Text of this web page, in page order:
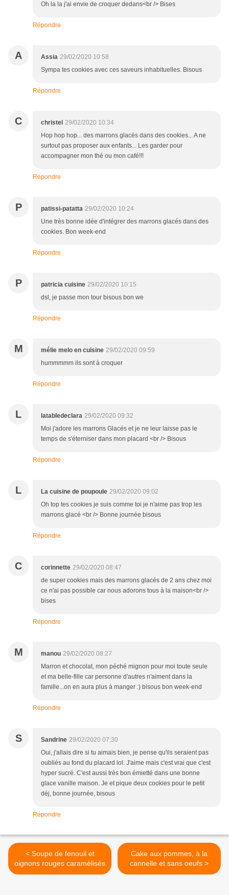
Oh la la j'ai envie de croquer dedans<br /> Bises
Répondre
A Assia 29/02/2020 10:58
Sympa tes cookies avec ces saveurs inhabituelles. Bisous
Répondre
C christel 29/02/2020 10:34
Hop hop hop... des marrons glacés dans des cookies... A ne
surtout pas proposer aux enfants... Les garder pour
accompagner mon thé ou mon café!!!
Répondre
P patissi-patatta 29/02/2020 10:24
Une très bonne idée d'intégrer des marrons glacés dans des
cookies. Bon week-end
Répondre
P patricia cuisine 29/02/2020 10:15
dsl, je passe mon tour bisous bon we
Répondre
M mélie melo en cuisine 29/02/2020 09:59
hummmmm ils sont à croquer
Répondre
L latabledeclara 29/02/2020 09:32
Moi j'adore les marrons Glacés et je ne leur laisse pas le
temps de s'éterniser dans mon placard <br /> Bisous
Répondre
L La cuisine de poupoule 29/02/2020 09:02
Oh top tes cookies je suis comme toi je n'aime pas trop les
marrons glacé <br /> Bonne journée bisous
Répondre
C corinnette 29/02/2020 08:47
de super cookies mais des marrons glacés de 2 ans chez moi
ce n'ai pas possible car nous adorons tous à la maison<br />
bises
Répondre
M manou 29/02/2020 08:27
Marron et chocolat, mon péché mignon pour moi toute seule
et ma belle-fille car personne d'autres n'aiment dans la
famille...on en aura plus à manger :) bisous bon week-end
Répondre
S Sandrine 29/02/2020 07:30
Oui, j'allais dire si tu aimais bien, je pense qu'ils seraient pas
oubliés au fond du placard lol. J'aime mais c'est vrai que c'est
hyper sucré. C'est aussi très bon émietté dans une bonne
glace vanille maison. Je et pique deux cookies pour le petit
déj, bonne journée, bisous
Répondre
< Soupe de fenouil et
oignons rouges caramélisés
Cake aux pommes, à la
cannelle et sans oeufs >